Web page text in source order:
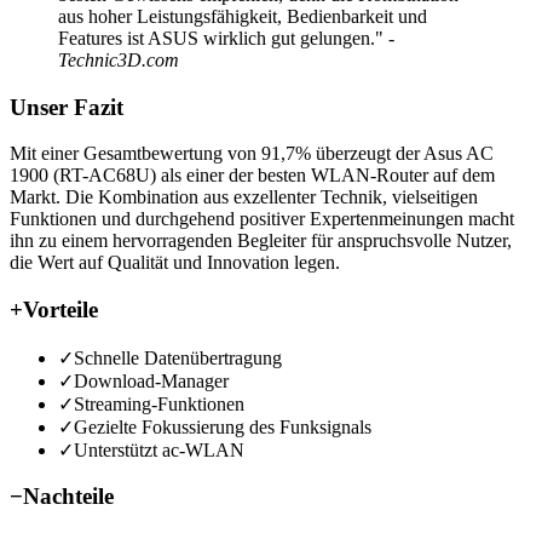
aus hoher Leistungsfähigkeit, Bedienbarkeit und
Features ist ASUS wirklich gut gelungen." -
Technic3D.com
Unser Fazit
Mit einer Gesamtbewertung von 91,7% überzeugt der Asus AC
1900 (RT-AC68U) als einer der besten WLAN-Router auf dem
Markt. Die Kombination aus exzellenter Technik, vielseitigen
Funktionen und durchgehend positiver Expertenmeinungen macht
ihn zu einem hervorragenden Begleiter für anspruchsvolle Nutzer,
die Wert auf Qualität und Innovation legen.
+Vorteile
✓Schnelle Datenübertragung
✓Download-Manager
✓Streaming-Funktionen
✓Gezielte Fokussierung des Funksignals
✓Unterstützt ac-WLAN
−Nachteile